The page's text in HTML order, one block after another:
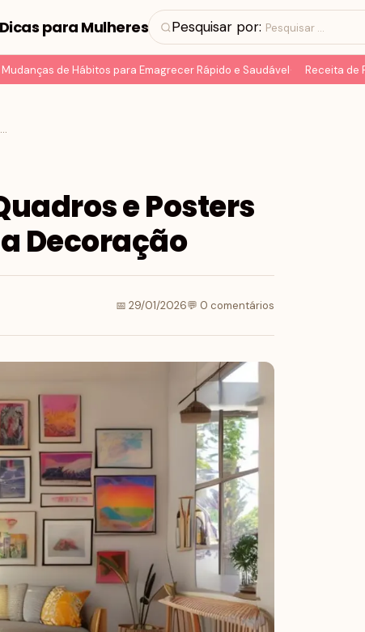
para Mulheres Pesquisar por:
de Hábitos para Emagrecer Rápido e Saudável Receita de Pão
7 Ideias Criativas de Quadros e Posters para Transformar sua Decoração
e Posters
Decoração
📅 29/01/2026💬 0 comentários